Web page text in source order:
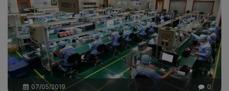
07/05/2019 0